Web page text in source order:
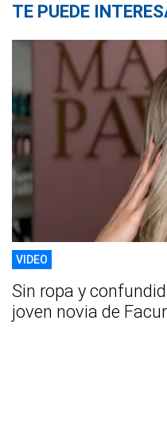
TE PUEDE
VIDEO
Sin ropa y
joven novia de